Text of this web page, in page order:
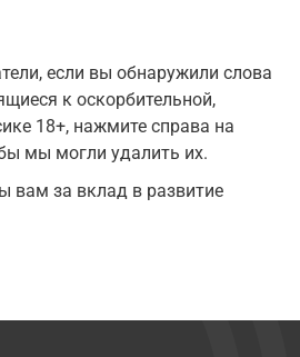
если вы обнаружили слова
к оскорбительной,
18+, нажмите справа на
мы могли удалить их.
вам за вклад в развитие